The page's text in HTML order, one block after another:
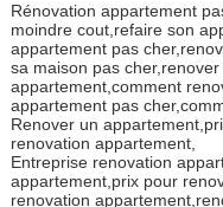
Rénovation appartement
moindre cout,refaire son
appartement pas
sa maison pas
appartement,comment
appartement pas
Renover un
renovation appartement,
Entreprise renovation
appartement,prix pour
renovation